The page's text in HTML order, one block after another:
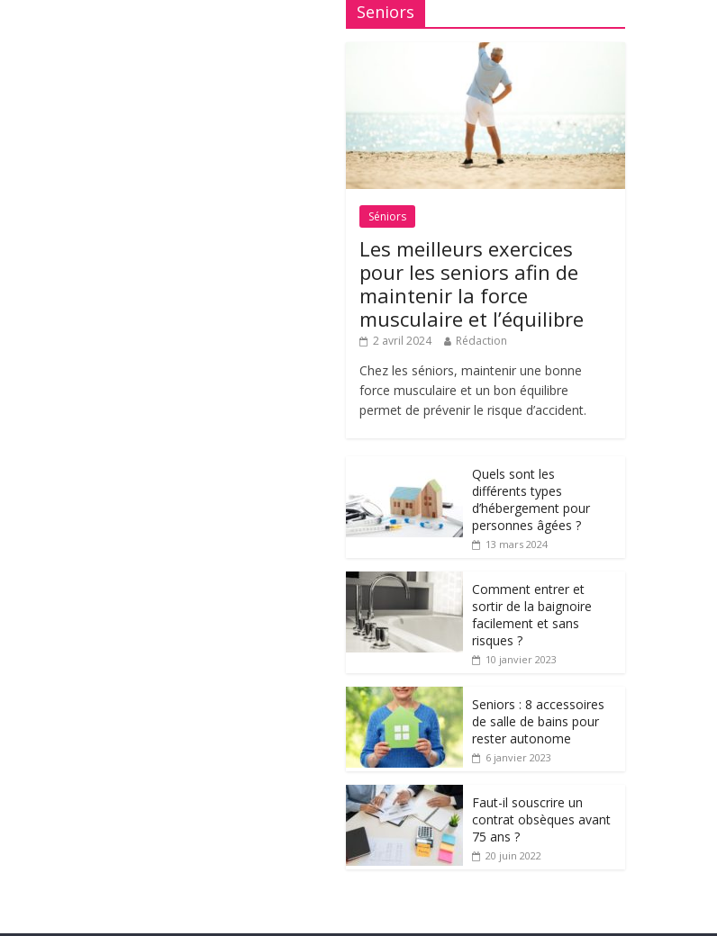
Seniors
Séniors
Les meilleurs exercices
pour les seniors afin de
maintenir la force
musculaire et l’équilibre
2 avril 2024 Rédaction
Chez les séniors, maintenir une bonne
force musculaire et un bon équilibre
permet de prévenir le risque d’accident.
Quels sont les
différents types
d’hébergement pour
personnes âgées ?
13 mars 2024
Comment entrer et
sortir de la baignoire
facilement et sans
risques ?
10 janvier 2023
Seniors : 8 accessoires
de salle de bains pour
rester autonome
6 janvier 2023
Faut-il souscrire un
contrat obsèques avant
75 ans ?
20 juin 2022